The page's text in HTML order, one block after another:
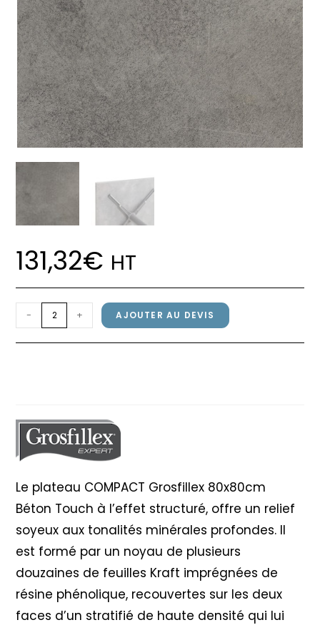
131,32€ HT
quantité
de
Plateau
Béton
Touch
- + AJOUTER AU DEVIS
Le plateau COMPACT Grosfillex 80x80cm
Béton Touch à l’effet structuré, offre un relief
soyeux aux tonalités minérales profondes. Il
est formé par un noyau de plusieurs
douzaines de feuilles Kraft imprégnées de
résine phénolique, recouvertes sur les deux
faces d’un stratifié de haute densité qui lui